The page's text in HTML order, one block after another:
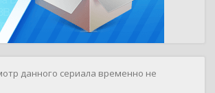
данного сериала временно не